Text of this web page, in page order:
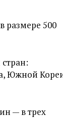
размере 500
Южной
— в трех